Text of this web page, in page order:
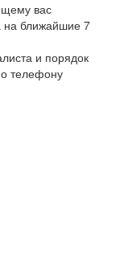
вас
на ближайшие 7
и порядок
телефону